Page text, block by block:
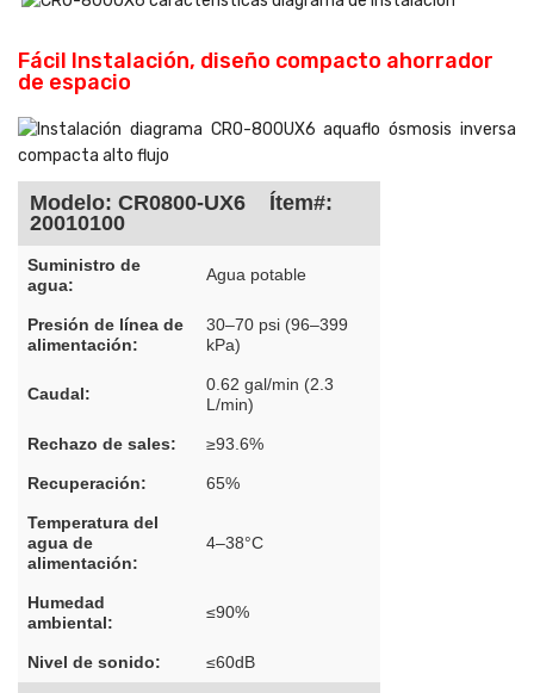
Fácil Instalación, diseño compacto ahorrador
de espacio
Modelo: CR0800-UX6 Ítem#:
20010100
Suministro de
agua:
Agua potable
Presión de línea de
alimentación:
30–70 psi (96–399
kPa)
Caudal:
0.62 gal/min (2.3
L/min)
Rechazo de sales: ≥93.6%
Recuperación: 65%
Temperatura del
agua de
alimentación:
4–38°C
Humedad
ambiental:
≤90%
Nivel de sonido: ≤60dB